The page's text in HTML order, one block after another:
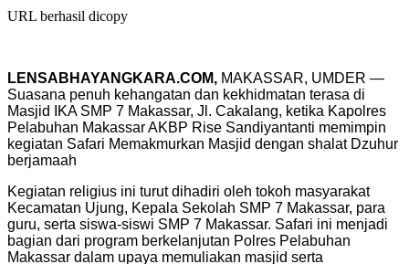
URL berhasil dicopy
LENSABHAYANGKARA.COM, MAKASSAR, UMDER —
Suasana penuh kehangatan dan kekhidmatan terasa di
Masjid IKA SMP 7 Makassar, Jl. Cakalang, ketika Kapolres
Pelabuhan Makassar AKBP Rise Sandiyantanti memimpin
kegiatan Safari Memakmurkan Masjid dengan shalat Dzuhur
berjamaah
Kegiatan religius ini turut dihadiri oleh tokoh masyarakat
Kecamatan Ujung, Kepala Sekolah SMP 7 Makassar, para
guru, serta siswa-siswi SMP 7 Makassar. Safari ini menjadi
bagian dari program berkelanjutan Polres Pelabuhan
Makassar dalam upaya memuliakan masjid serta